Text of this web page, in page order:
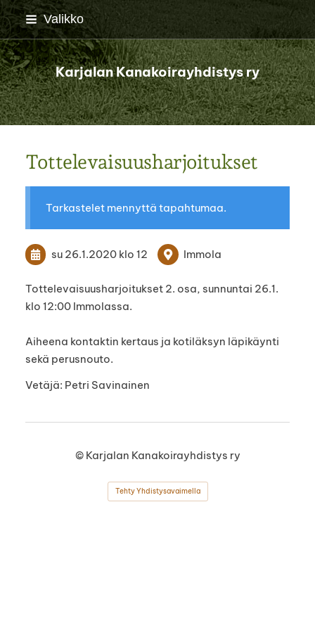
Siirry
sivun
sisältöön
Valikko
Karjalan Kanakoirayhdistys ry
Tottelevaisuusharjoitukset
Tarkastelet mennyttä tapahtumaa.
su 26.1.2020 klo 12 Immola
Tottelevaisuusharjoitukset 2. osa, sunnuntai 26.1.
klo 12:00 Immolassa.
Aiheena kontaktin kertaus ja kotiläksyn läpikäynti
sekä perusnouto.
Vetäjä: Petri Savinainen
© Karjalan Kanakoirayhdistys ry
Tehty Yhdistysavaimella